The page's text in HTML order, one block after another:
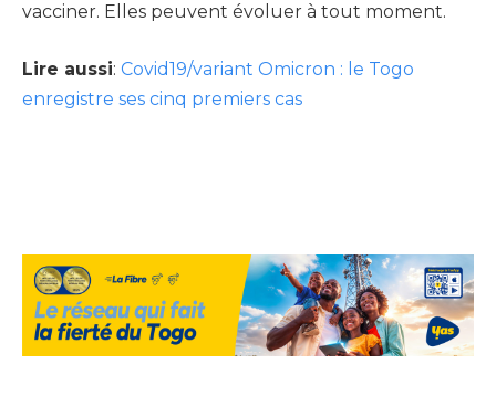
vacciner. Elles peuvent évoluer à tout moment.
Lire aussi: Covid19/variant Omicron : le Togo
enregistre ses cinq premiers cas